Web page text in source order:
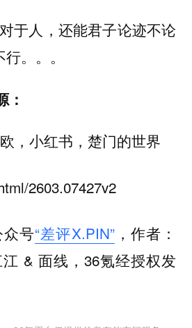
于人，还能君子论迹不论
。。。
：
，小红书，楚门的世界
2603.07427v2
号“差评X.PIN”，作者：
& 面线，36氪经授权发